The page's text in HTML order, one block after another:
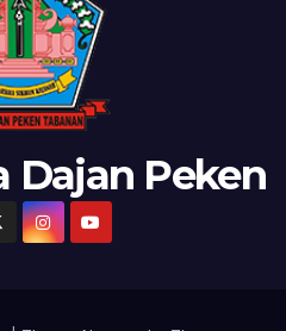
Dajan Peken